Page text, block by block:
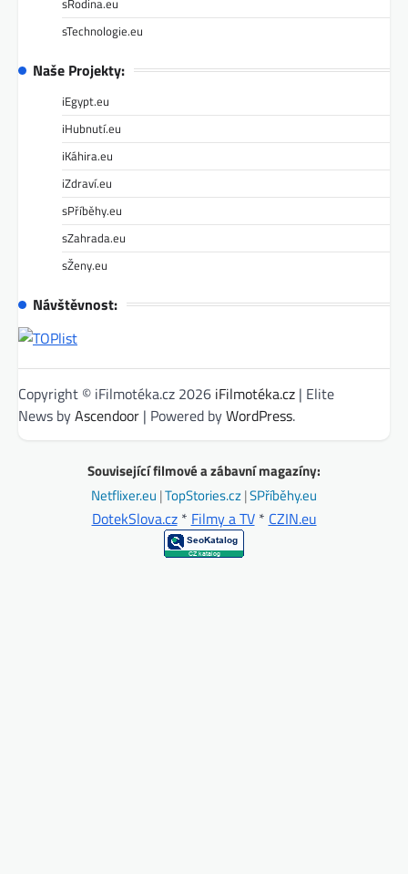
sTechnologie.eu
Naše Projekty:
iEgypt.eu
iHubnutí.eu
iKáhira.eu
iZdraví.eu
sPříběhy.eu
sZahrada.eu
sŽeny.eu
Návštěvnost:
Copyright © iFilmotéka.cz 2026 iFilmotéka.cz | Elite
News byAscendoor | Powered byWordPress.
Související filmové a zábavní magazíny:
Netflixer.eu |TopStories.cz|SPříběhy.eu
DotekSlova.cz* Filmy a TV* CZIN.eu